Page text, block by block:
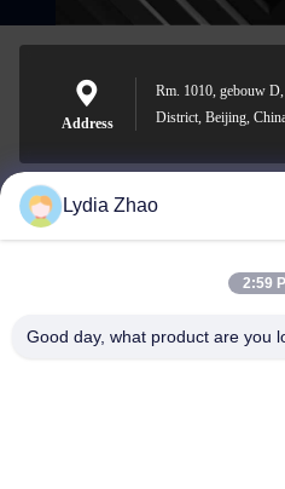
Address
Rm. 1010, gebouw
District, Beijing,
Lydia Zhao
2:59
Good day, what product are you